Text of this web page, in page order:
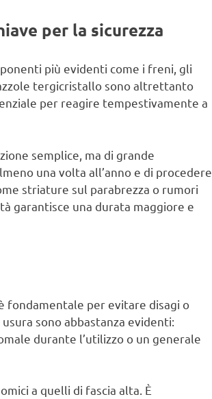
per la sicurezza
più evidenti come i freni, gli
tergicristallo sono altrettanto
per reagire tempestivamente a
semplice, ma di grande
una volta all’anno e di procedere
striature sul parabrezza o rumori
garantisce una durata maggiore e
fondamentale per evitare disagi o
sono abbastanza evidenti:
durante l’utilizzo o un generale
a quelli di fascia alta. È